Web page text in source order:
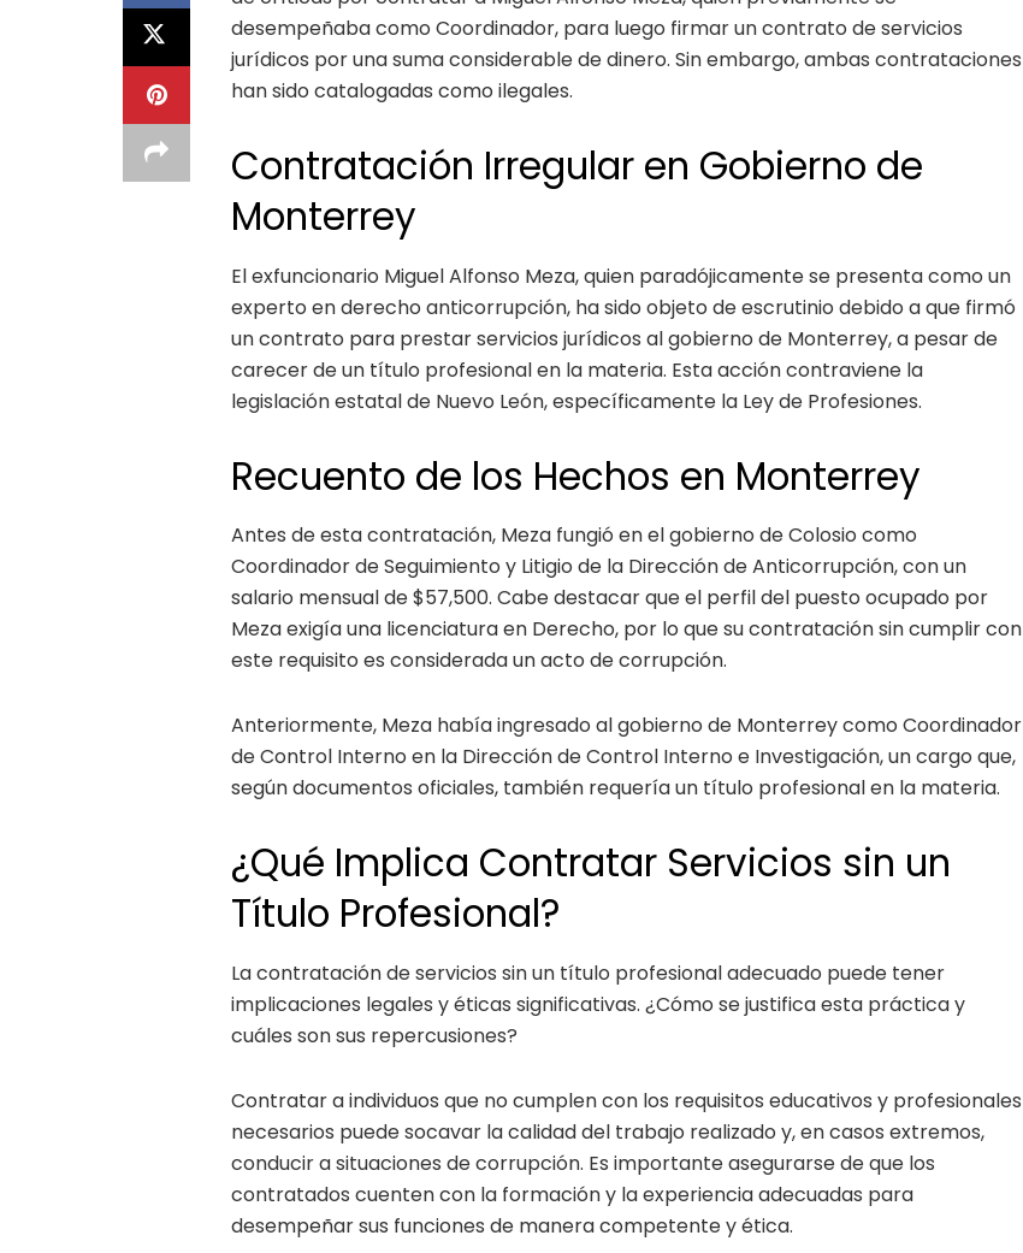
desempeñaba como Coordinador, para luego firmar un contrato de servicios
jurídicos por una suma considerable de dinero. Sin embargo, ambas contrataciones
han sido catalogadas como ilegales.
Contratación Irregular en Gobierno de
Monterrey
El exfuncionario Miguel Alfonso Meza, quien paradójicamente se presenta como un
experto en derecho anticorrupción, ha sido objeto de escrutinio debido a que firmó
un contrato para prestar servicios jurídicos al gobierno de Monterrey, a pesar de
carecer de un título profesional en la materia. Esta acción contraviene la
legislación estatal de Nuevo León, específicamente la Ley de Profesiones.
Recuento de los Hechos en Monterrey
Antes de esta contratación, Meza fungió en el gobierno de Colosio como
Coordinador de Seguimiento y Litigio de la Dirección de Anticorrupción, con un
salario mensual de $57,500. Cabe destacar que el perfil del puesto ocupado por
Meza exigía una licenciatura en Derecho, por lo que su contratación sin cumplir con
este requisito es considerada un acto de corrupción.
Anteriormente, Meza había ingresado al gobierno de Monterrey como Coordinador
de Control Interno en la Dirección de Control Interno e Investigación, un cargo que,
según documentos oficiales, también requería un título profesional en la materia.
¿Qué Implica Contratar Servicios sin un
Título Profesional?
La contratación de servicios sin un título profesional adecuado puede tener
implicaciones legales y éticas significativas. ¿Cómo se justifica esta práctica y
cuáles son sus repercusiones?
Contratar a individuos que no cumplen con los requisitos educativos y profesionales
necesarios puede socavar la calidad del trabajo realizado y, en casos extremos,
conducir a situaciones de corrupción. Es importante asegurarse de que los
contratados cuenten con la formación y la experiencia adecuadas para
desempeñar sus funciones de manera competente y ética.